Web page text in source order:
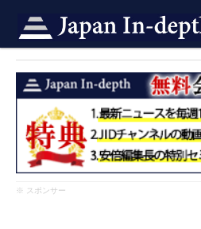
※ スポンサー